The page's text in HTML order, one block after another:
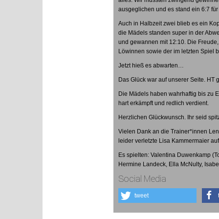
ausgeglichen und es stand ein 6:7
Auch in Halbzeit zwei blieb es ein
die Mädels standen super in der
und gewannen mit 12:10. Die
Löwinnen sowie der im letzten Spiel
Jetzt hieß es abwarten…
Das Glück war auf unserer Seite.
Die Mädels haben wahrhaftig bis zu
hart erkämpft und redlich verdient.
Herzlichen Glückwunsch. Ihr seid
Vielen Dank an die Trainer*innen
leider verletzte Lisa Kammermaier
Es spielten: Valentina Duwenkamp
Hermine Landeck, Ella McNulty,
Social Media
tweet